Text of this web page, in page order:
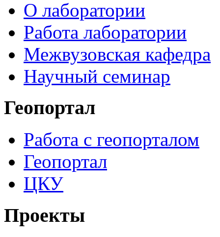
О лаборатории
Работа лаборатории
Межвузовская кафедра
Научный семинар
Геопортал
Работа с геопорталом
Геопортал
ЦКУ
Проекты